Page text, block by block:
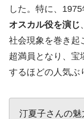
した。特に、
オスカル役を演じ
社会現象を巻き起
超満員となり、宝
するほどの人気ぶ
汀夏子さんの